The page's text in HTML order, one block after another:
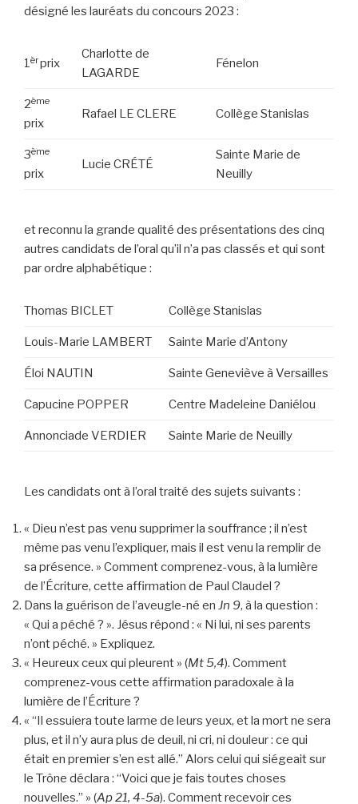
désigné les lauréats du concours 2023 :
1èrprix
Charlotte de
LAGARDE
Fénelon
2ème
prix
Rafael LE CLERE Collège Stanislas
3ème
prix
Lucie CRÉTÉ
Sainte Marie de
Neuilly
et reconnu la grande qualité des présentations des cinq
autres candidats de l’oral qu’il n’a pas classés et qui sont
par ordre alphabétique :
Thomas BICLET Collège Stanislas
Louis-Marie LAMBERT Sainte Marie d’Antony
Éloi NAUTIN Sainte Geneviève à Versailles
Capucine POPPER Centre Madeleine Daniélou
Annonciade VERDIER Sainte Marie de Neuilly
Les candidats ont à l’oral traité des sujets suivants :
« Dieu n’est pas venu supprimer la souffrance ; il n’est
même pas venu l’expliquer, mais il est venu la remplir de
sa présence. » Comment comprenez-vous, à la lumière
de l’Écriture, cette affirmation de Paul Claudel ?
Dans la guérison de l’aveugle-né en Jn 9, à la question :
« Qui a péché ? ». Jésus répond : « Ni lui, ni ses parents
n’ont péché. » Expliquez.
« Heureux ceux qui pleurent » (Mt 5,4). Comment
comprenez-vous cette affirmation paradoxale à la
lumière de l’Écriture ?
« “Il essuiera toute larme de leurs yeux, et la mort ne sera
plus, et il n’y aura plus de deuil, ni cri, ni douleur : ce qui
était en premier s’en est allé.” Alors celui qui siégeait sur
le Trône déclara : “Voici que je fais toutes choses
nouvelles.” » (Ap 21, 4-5a). Comment recevoir ces